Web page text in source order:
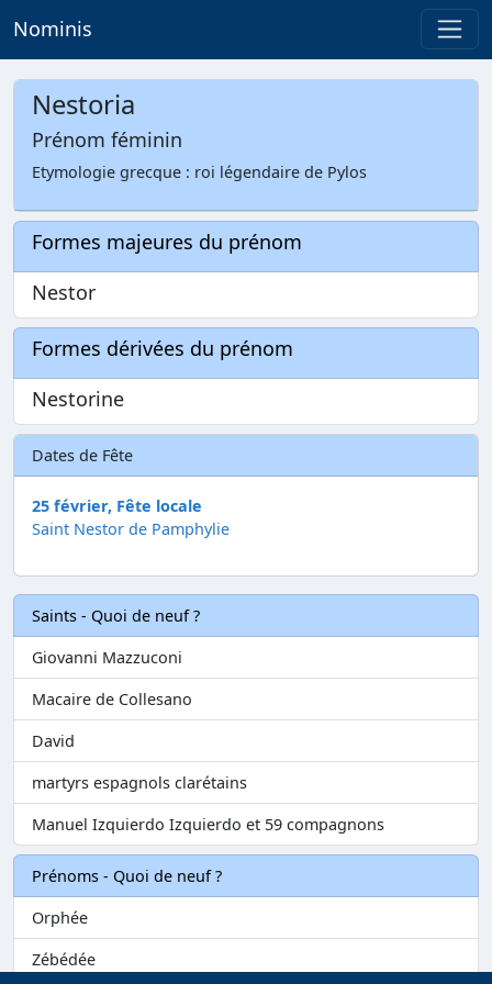
Nominis
Nestoria
Prénom féminin
Etymologie grecque : roi légendaire de Pylos
Formes majeures du prénom
Nestor
Formes dérivées du prénom
Nestorine
Dates de Fête
25 février, Fête locale
Saint Nestor de Pamphylie
Saints - Quoi de neuf ?
Giovanni Mazzuconi
Macaire de Collesano
David
martyrs espagnols clarétains
Manuel Izquierdo Izquierdo et 59 compagnons
Prénoms - Quoi de neuf ?
Orphée
Zébédée